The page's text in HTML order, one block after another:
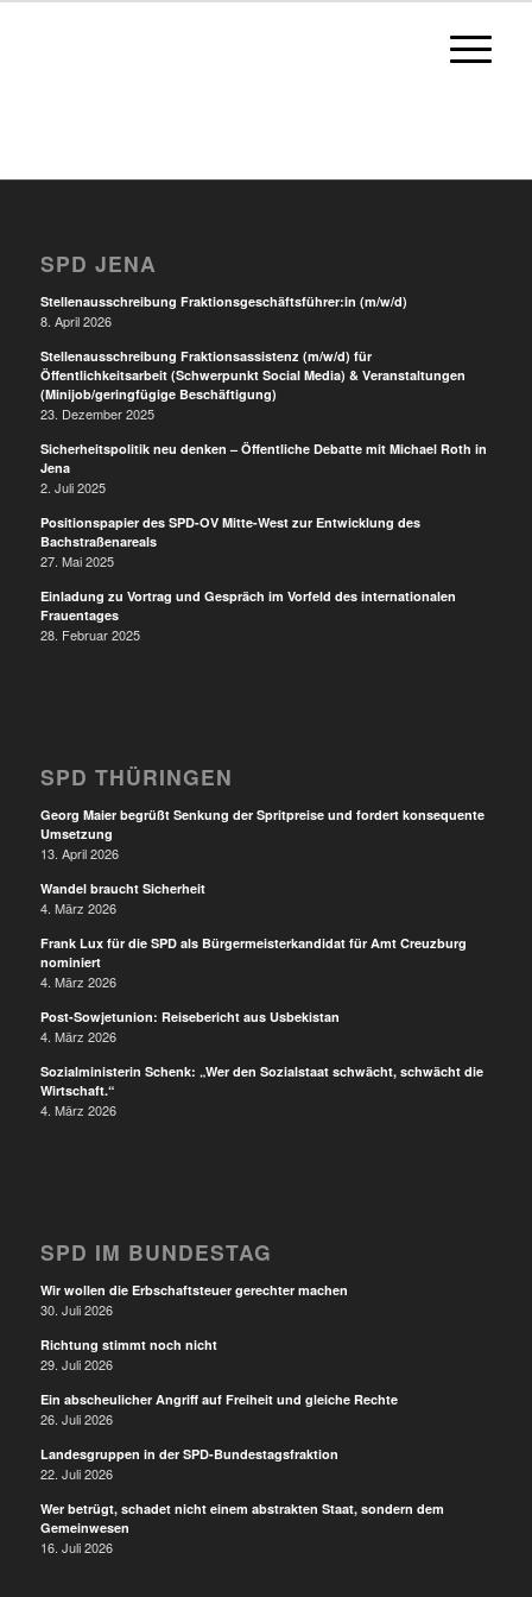
SPD JENA
Stellenausschreibung Fraktionsgeschäftsführer:in (m/w/d)
8. April 2026
Stellenausschreibung Fraktionsassistenz (m/w/d) für
Öffentlichkeitsarbeit (Schwerpunkt Social Media) & Veranstaltungen
(Minijob/geringfügige Beschäftigung)
23. Dezember 2025
Sicherheitspolitik neu denken – Öffentliche Debatte mit Michael Roth in
Jena
2. Juli 2025
Positionspapier des SPD-OV Mitte-West zur Entwicklung des
Bachstraßenareals
27. Mai 2025
Einladung zu Vortrag und Gespräch im Vorfeld des internationalen
Frauentages
28. Februar 2025
SPD THÜRINGEN
Georg Maier begrüßt Senkung der Spritpreise und fordert konsequente
Umsetzung
13. April 2026
Wandel braucht Sicherheit
4. März 2026
Frank Lux für die SPD als Bürgermeisterkandidat für Amt Creuzburg
nominiert
4. März 2026
Post-Sowjetunion: Reisebericht aus Usbekistan
4. März 2026
Sozialministerin Schenk: „Wer den Sozialstaat schwächt, schwächt die
Wirtschaft.“
4. März 2026
SPD IM BUNDESTAG
Wir wollen die Erbschaftsteuer gerechter machen
30. Juli 2026
Richtung stimmt noch nicht
29. Juli 2026
Ein abscheulicher Angriff auf Freiheit und gleiche Rechte
26. Juli 2026
Landesgruppen in der SPD-Bundestagsfraktion
22. Juli 2026
Wer betrügt, schadet nicht einem abstrakten Staat, sondern dem
Gemeinwesen
16. Juli 2026